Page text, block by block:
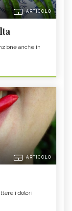
ARTICOLO
anche in
ARTICOLO
i dolori